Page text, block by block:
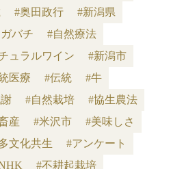
#奥田政行
#新潟県
バチ
#自然療法
ュラルワイン
#新潟市
医療 #伝統
#牛
#自然栽培
#協生農法
産 #米沢市
#美味しさ
文化共生
#アンケート
#不耕起栽培